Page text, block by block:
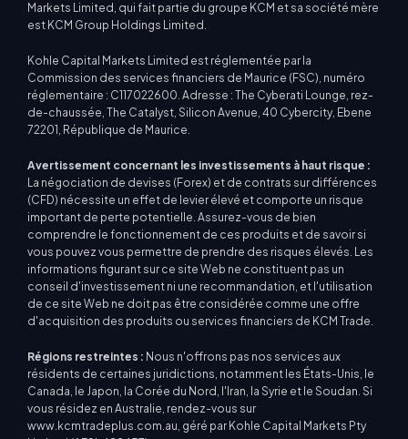
Markets Limited, qui fait partie du groupe KCM et sa société mère
est KCM Group Holdings Limited.
Kohle Capital Markets Limited est réglementée par la
Commission des services financiers de Maurice (FSC), numéro
réglementaire : C117022600. Adresse : The Cyberati Lounge, rez-
de-chaussée, The Catalyst, Silicon Avenue, 40 Cybercity, Ebene
72201, République de Maurice.
Avertissement concernant les investissements à haut risque :
La négociation de devises (Forex) et de contrats sur différences
(CFD) nécessite un effet de levier élevé et comporte un risque
important de perte potentielle. Assurez-vous de bien
comprendre le fonctionnement de ces produits et de savoir si
vous pouvez vous permettre de prendre des risques élevés. Les
informations figurant sur ce site Web ne constituent pas un
conseil d'investissement ni une recommandation, et l'utilisation
de ce site Web ne doit pas être considérée comme une offre
d'acquisition des produits ou services financiers de KCM Trade.
Régions restreintes : Nous n'offrons pas nos services aux
résidents de certaines juridictions, notamment les États-Unis, le
Canada, le Japon, la Corée du Nord, l'Iran, la Syrie et le Soudan. Si
vous résidez en Australie, rendez-vous sur
www.kcmtradeplus.com.au, géré par Kohle Capital Markets Pty